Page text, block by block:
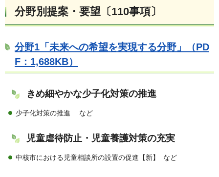
分野別提案・要望〔110事項〕
分野1「未来への希望を実現する分野」（PD
F：1,688KB）
きめ細やかな少子化対策の推進
少子化対策の推進 など
児童虐待防止・児童養護対策の充実
中核市における児童相談所の設置の促進【新】 など